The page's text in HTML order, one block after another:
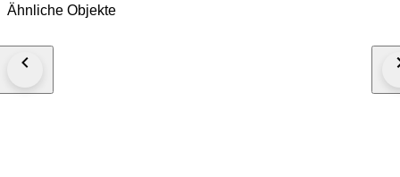
papier décoratif vintage, soulignant le caractère ancien de la pièce. Le
rangement.
Ähnliche Objekte